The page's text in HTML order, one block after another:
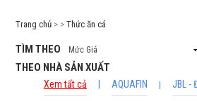
Trang chủ > >Thức ăn cá
TÌM THEO
THEO NHÀ SẢN XUẤT
Xem tất cả AQUAFIN | JBL -
Trang trí bể